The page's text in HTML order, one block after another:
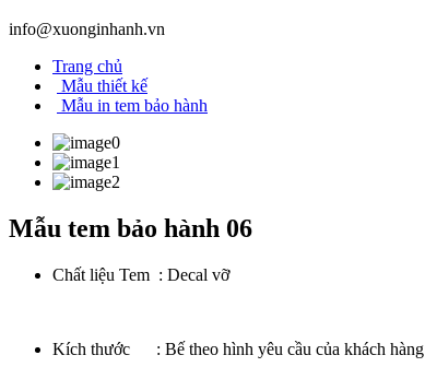
info@xuonginhanh.vn
Trang chủ
Mẫu thiết kế
Mẫu in tem bảo hành
Mẫu tem bảo hành 06
Chất liệu Tem : Decal vỡ
Kích thước : Bế theo hình yêu cầu của khách hàng